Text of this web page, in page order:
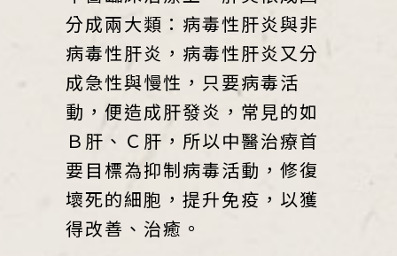
分成兩大類：病毒性肝炎與非
病毒性肝炎，病毒性肝炎又分
成急性與慢性，只要病毒活
動，便造成肝發炎，常見的如
Ｂ肝、Ｃ肝，所以中醫治療首
要目標為抑制病毒活動，修復
壞死的細胞，提升免疫，以獲
得改善、治癒。